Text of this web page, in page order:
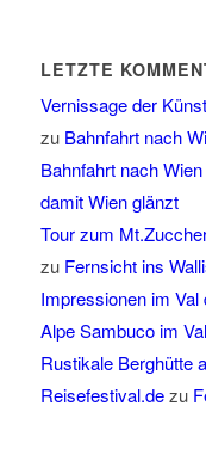
LETZTE
Vernissage der
zu Bahnfahrt nach
Bahnfahrt nach
damit Wien glänzt
Tour zum
zu Fernsicht ins
Impressionen im
Alpe Sambuco im
Rustikale Berghütte
Reisefestival.dezu